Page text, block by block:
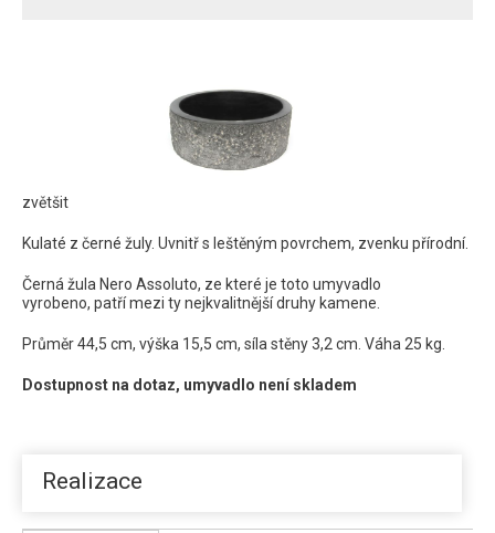
zvětšit
Kulaté z černé žuly. Uvnitř s leštěným povrchem, zvenku přírodní.
Černá žula Nero Assoluto, ze které je toto umyvadlo
vyrobeno, patří mezi ty nejkvalitnější druhy kamene.
Průměr 44,5 cm, výška 15,5 cm, síla stěny 3,2 cm. Váha 25 kg.
Dostupnost na dotaz, umyvadlo není skladem
Realizace